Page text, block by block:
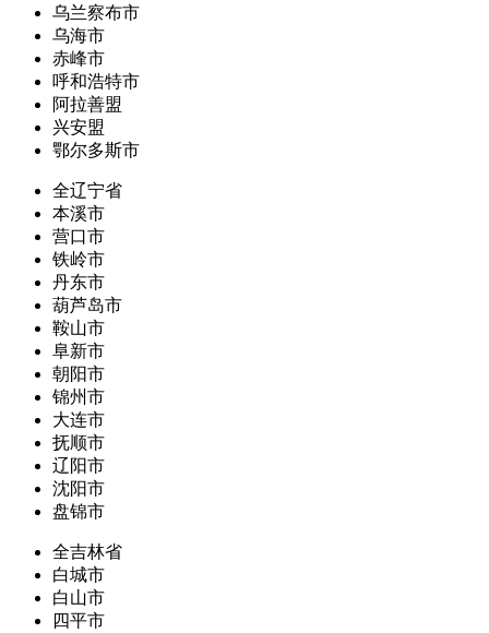
乌兰察布市
乌海市
赤峰市
呼和浩特市
阿拉善盟
兴安盟
鄂尔多斯市
全辽宁省
本溪市
营口市
铁岭市
丹东市
葫芦岛市
鞍山市
阜新市
朝阳市
锦州市
大连市
抚顺市
辽阳市
沈阳市
盘锦市
全吉林省
白城市
白山市
四平市